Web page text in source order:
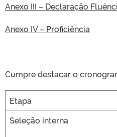
Anexo III – Declaração
Anexo IV – Proficiência
Cumpre destacar o
Etapa
Seleção interna